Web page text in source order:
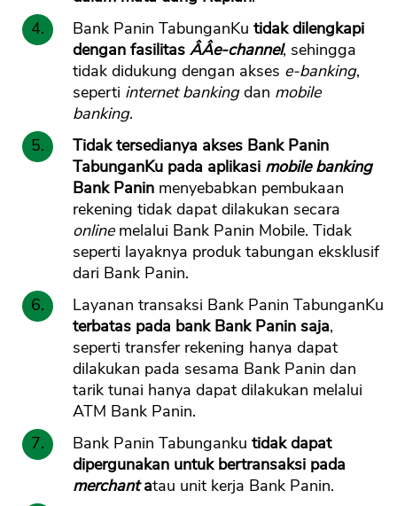
Bank Panin TabunganKu tidak dilengkapi
dengan fasilitas Â­Â­e-channel, sehingga
tidak didukung dengan akses e-banking,
seperti internet bankingdan mobile
banking.
Tidak tersedianya akses Bank Panin
TabunganKu pada aplikasi mobile banking
Bank Panin menyebabkan pembukaan
rekening tidak dapat dilakukan secara
online melalui Bank Panin Mobile. Tidak
seperti layaknya produk tabungan eksklusif
dari Bank Panin.
Layanan transaksi Bank Panin TabunganKu
terbatas pada bank Bank Panin saja,
seperti transfer rekening hanya dapat
dilakukan pada sesama Bank Panin dan
tarik tunai hanya dapat dilakukan melalui
ATM Bank Panin.
Bank Panin Tabunganku tidak dapat
dipergunakan untuk bertransaksi pada
merchantatau unit kerja Bank Panin.